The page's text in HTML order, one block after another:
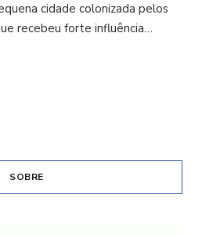
cidade colonizada pelos
recebeu forte influência…
SOBRE